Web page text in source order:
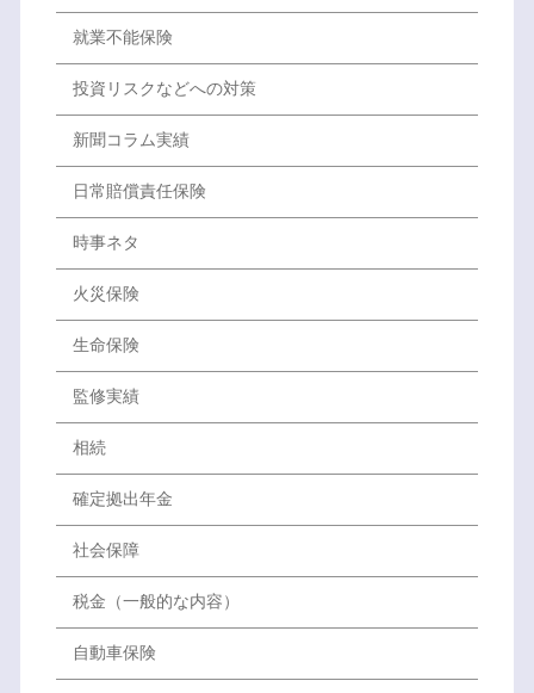
就業不能保険
投資リスクなどへの対策
新聞コラム実績
日常賠償責任保険
時事ネタ
火災保険
生命保険
監修実績
相続
確定拠出年金
社会保障
税金（一般的な内容）
自動車保険